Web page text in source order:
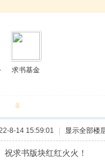
求书基金
8-14 15:59:01 显示全部楼
祝求书版块红红火火！